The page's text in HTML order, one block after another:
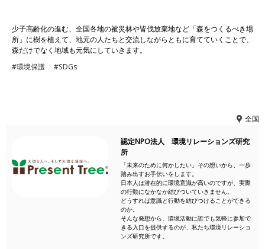
少子高齢化の進む、全国各地の被災林や皆伐放棄地など「森をつくるべき場
所」に樹を植えて、地元の人たちと交流しながらともに育てていくことで、
森だけでなく地域も元気にしていきます。
#環境保護
#SDGs
全国
認定NPO法人 環境リレーションズ研究
所
「未来のために何かしたい」その想いから、一歩
踏み出すお手伝いをします。
日本人は潜在的に環境意識が高いのですが、実際
の行動になかなか結びついていきません。
どうすれば意識と行動を結びつけることができる
のか。
そんな発想から、環境活動に誰でも気軽に参加で
きる入口を提供するのが、私たち環境リレーショ
ンズ研究所です。